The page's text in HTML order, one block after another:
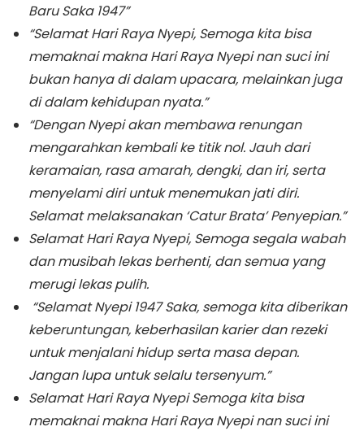
Baru Saka 1947”
“Selamat Hari Raya Nyepi, Semoga kita bisa
memaknai makna Hari Raya Nyepi nan suci ini
bukan hanya di dalam upacara, melainkan juga
di dalam kehidupan nyata.”
“Dengan Nyepi akan membawa renungan
mengarahkan kembali ke titik nol. Jauh dari
keramaian, rasa amarah, dengki, dan iri, serta
menyelami diri untuk menemukan jati diri.
Selamat melaksanakan ‘Catur Brata’ Penyepian.”
Selamat Hari Raya Nyepi, Semoga segala wabah
dan musibah lekas berhenti, dan semua yang
merugi lekas pulih.
“Selamat Nyepi 1947 Saka, semoga kita diberikan
keberuntungan, keberhasilan karier dan rezeki
untuk menjalani hidup serta masa depan.
Jangan lupa untuk selalu tersenyum.”
Selamat Hari Raya Nyepi Semoga kita bisa
memaknai makna Hari Raya Nyepi nan suci ini